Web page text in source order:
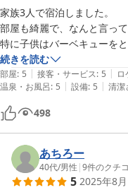
家族3人で宿泊しました。
部屋も綺麗で、なんと言っ
特に子供はバーベキューを
食事内容も、手が混んでいて
朝ごはんも豪華で美味しか
猫ちゃんもとても可愛かった
子供もまた来たいと言って
す。
続きを読む
部屋: 5 | 接客・サービス: 5 |
温泉・お風呂: 5 | 設備: 5 | 清潔
498
あちろー
40代/男性 |9件のクチ
5 2025年8